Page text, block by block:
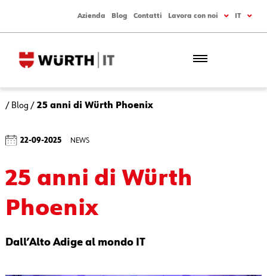
Azienda Blog Contatti Lavora con noi IT
/ Blog /25 anni di Würth Phoenix
22-09-2025 NEWS
25 anni di Würth
Phoenix
Dall’Alto Adige al mondo IT